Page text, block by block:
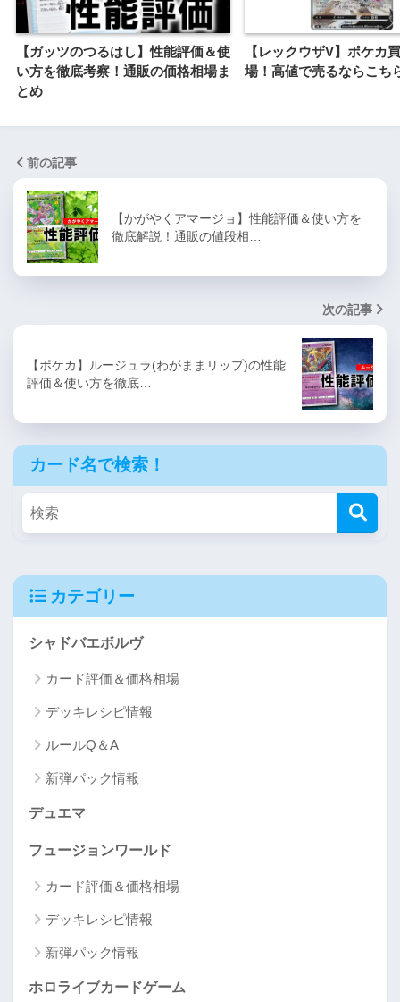
【ガッツのつるはし】性能評価＆使
い方を徹底考察！通販の価格相場ま
とめ
【レックウザV】ポケカ
場！高値で売るならこち
前の記事
【かがやくアマージョ】性能評価＆使い方を
徹底解説！通販の値段相…
次の記事
【ポケカ】ルージュラ(わがままリップ)の性能
評価＆使い方を徹底…
カード名で検索！
カテゴリー
シャドバエボルヴ
カード評価＆価格相場
デッキレシピ情報
ルールQ＆A
新弾パック情報
デュエマ
フュージョンワールド
カード評価＆価格相場
デッキレシピ情報
新弾パック情報
ホロライブカードゲーム